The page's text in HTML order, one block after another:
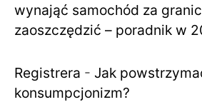
wynająć samochód za
zaoszczędzić – poradnik w
Registrera - Jak
konsumpcjonizm?